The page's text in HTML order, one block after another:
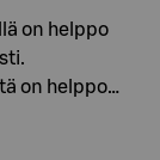
on helppo
on helppo…